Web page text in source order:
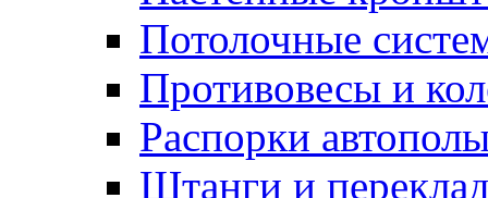
Потолочные
Противовесы и
Распорки
Штанги и